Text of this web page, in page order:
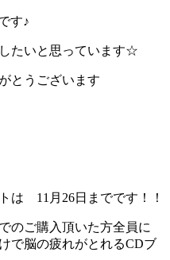
す♪
たいと思っています☆
とうございます
は 11月26日までです！！
のご購入頂いた方全員に
で脳の疲れがとれるCDブ